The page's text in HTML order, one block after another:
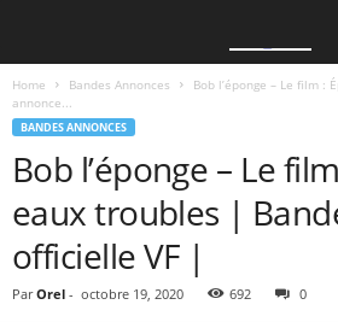
Home Bandes Annonces
Bob l’éponge – Le film :
annonce...
BANDES ANNONCES
Bob l’éponge – Le
eaux troubles |
officielle VF |
Par Orel - octobre 19, 2020 692 0